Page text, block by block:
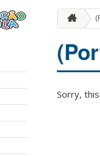
Sorry,